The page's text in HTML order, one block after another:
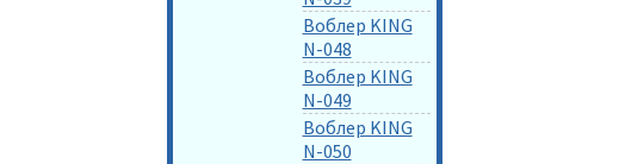
Воблер KING
N-048
Воблер KING
N-049
Воблер KING
N-050